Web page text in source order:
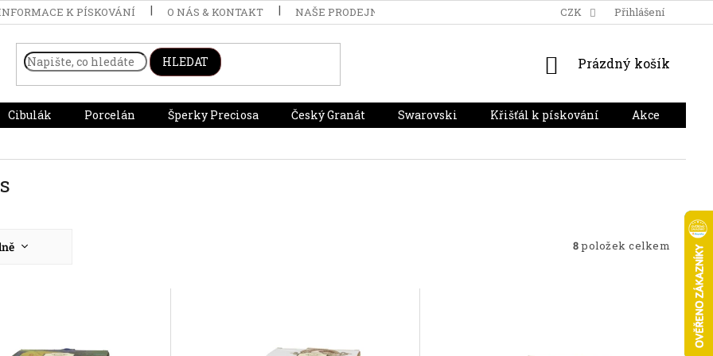
K PÍSKOVÁNÍ O NÁS & KONTAKT NAŠE PRODEJNA HODNOCENÍ OBCHODU
CZK Přihlášení
HLEDAT
NÁKUPNÍ
Prázdný košík
Cibulák Porcelán Šperky Preciosa Český Granát Swarovski Křišťál k pískování Akce
8položek celkem